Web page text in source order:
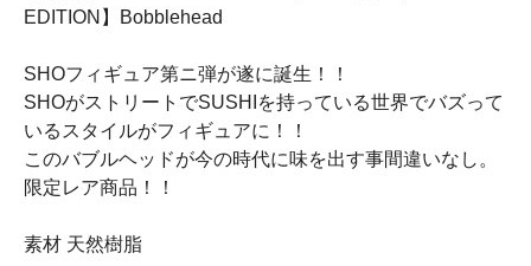
EDITION】Bobblehead
SHOフィギュア第ニ弾が遂に誕生！！
SHOがストリートでSUSHIを持っている世界でバズって
いるスタイルがフィギュアに！！
このバブルヘッドが今の時代に味を出す事間違いなし。
限定レア商品！！
素材 天然樹脂